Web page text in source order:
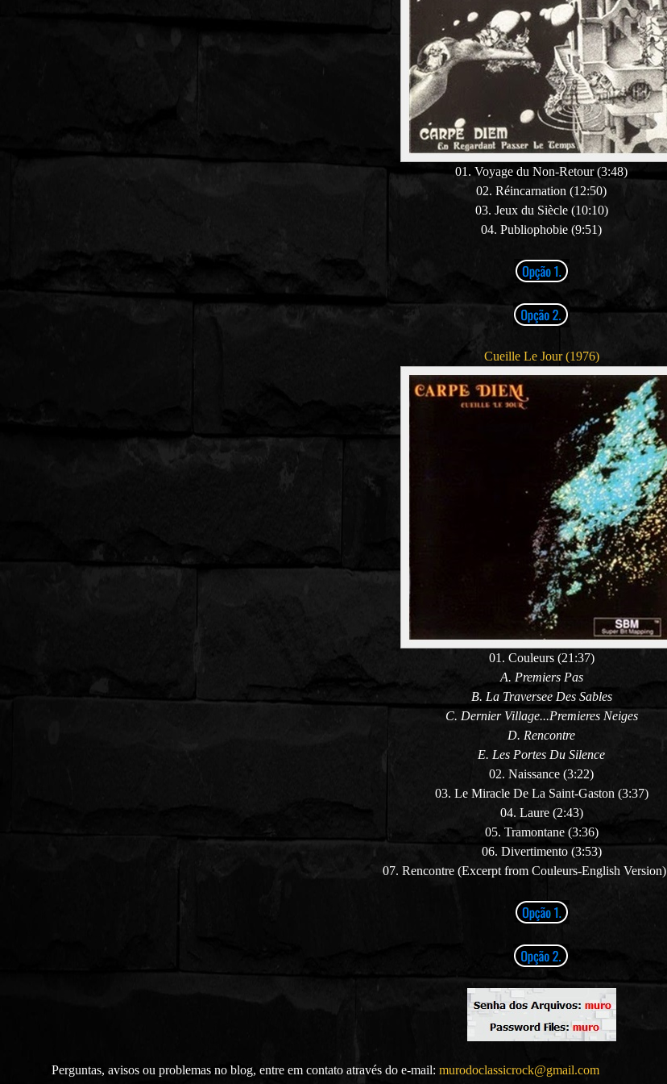
01. Voyage du Non-Retour (3:48)
02. Réincarnation (12:50)
03. Jeux du Siècle (10:10)
04. Publiophobie (9:51)
Cueille Le Jour (1976)
01. Couleurs (21:37)
A. Premiers Pas
B. La Traversee Des Sables
C. Dernier Village...Premieres Neiges
D. Rencontre
E. Les Portes Du Silence
02. Naissance (3:22)
03. Le Miracle De La Saint-Gaston (3:37)
04. Laure (2:43)
05. Tramontane (3:36)
06. Divertimento (3:53)
07. Rencontre (Excerpt from Couleurs-English Version)
Perguntas, avisos ou problemas no blog, entre em contato através do e-mail: murodoclassicrock@gmail.com